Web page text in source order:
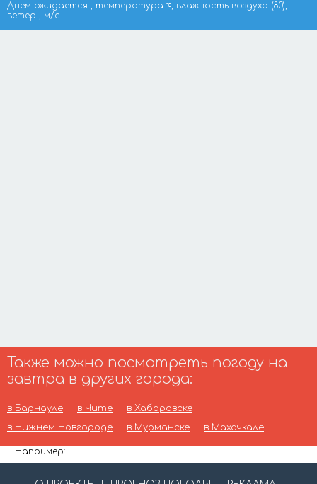
Днем ожидается , температура
, влажность воздуха (80),
ветер , м/с.
Также можно посмотреть погоду на
завтра в других города:
в Барнауле в Чите
в Хабаровске
в Нижнем Новгороде
в Мурманске в Махачкале
Например: